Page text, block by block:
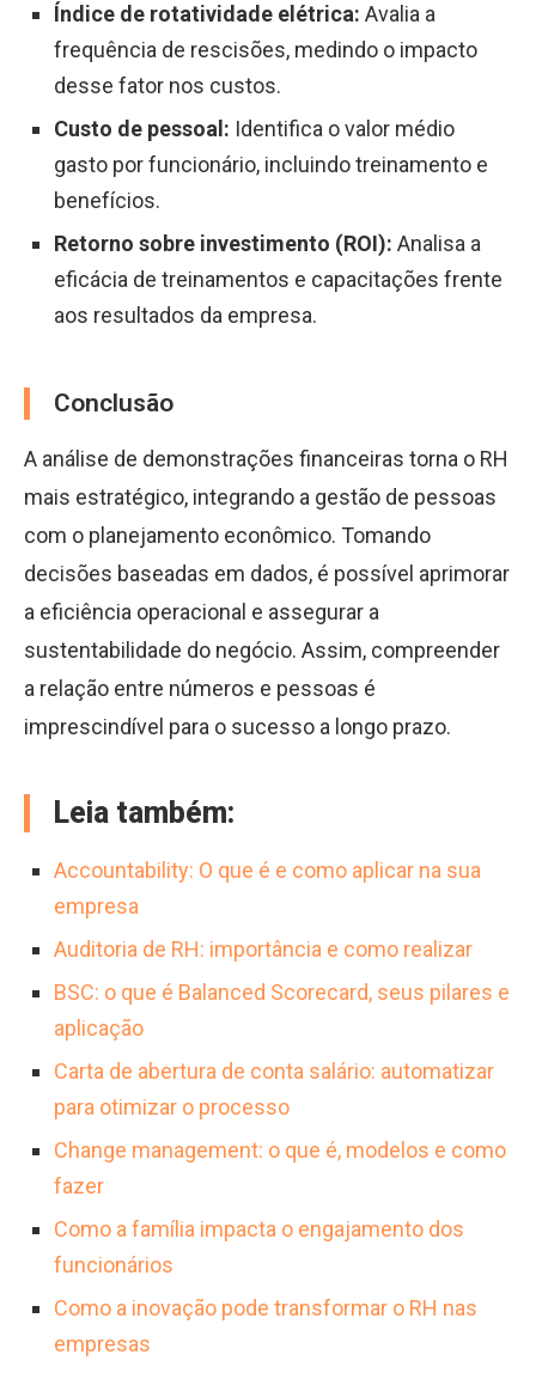
Índice de rotatividade elétrica: Avalia a
frequência de rescisões, medindo o impacto
desse fator nos custos.
Custo de pessoal: Identifica o valor médio
gasto por funcionário, incluindo treinamento e
benefícios.
Retorno sobre investimento (ROI): Analisa a
eficácia de treinamentos e capacitações frente
aos resultados da empresa.
Conclusão
A análise de demonstrações financeiras torna o RH
mais estratégico, integrando a gestão de pessoas
com o planejamento econômico. Tomando
decisões baseadas em dados, é possível aprimorar
a eficiência operacional e assegurar a
sustentabilidade do negócio. Assim, compreender
a relação entre números e pessoas é
imprescindível para o sucesso a longo prazo.
Leia também:
Accountability: O que é e como aplicar na sua
empresa
Auditoria de RH: importância e como realizar
BSC: o que é Balanced Scorecard, seus pilares e
aplicação
Carta de abertura de conta salário: automatizar
para otimizar o processo
Change management: o que é, modelos e como
fazer
Como a família impacta o engajamento dos
funcionários
Como a inovação pode transformar o RH nas
empresas